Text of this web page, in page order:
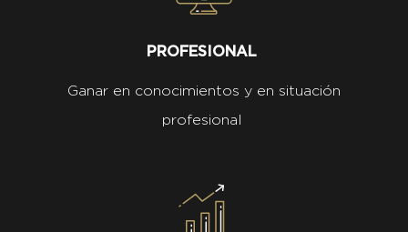
PROFESIONAL
Ganar en conocimientos y en situación
profesional